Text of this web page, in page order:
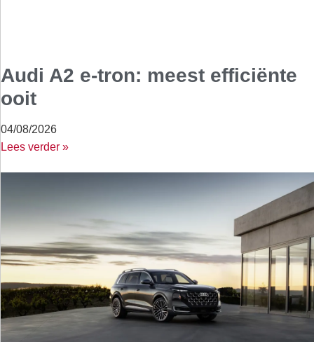
Audi A2 e-tron: meest efficiënte
ooit
04/08/2026
Lees verder »